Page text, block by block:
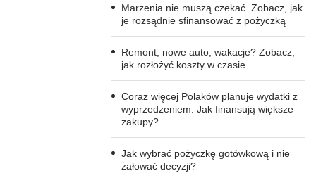
Marzenia nie muszą czekać. Zobacz, jak
je rozsądnie sfinansować z pożyczką
Remont, nowe auto, wakacje? Zobacz,
jak rozłożyć koszty w czasie
Coraz więcej Polaków planuje wydatki z
wyprzedzeniem. Jak finansują większe
zakupy?
Jak wybrać pożyczkę gotówkową i nie
żałować decyzji?